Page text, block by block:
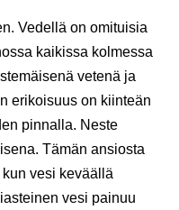
Vedellä on omituisia
kaikissa kolmessa
vetenä ja
erikoisuus on kiinteän
pinnalla. Neste
Tämän ansiosta
vesi keväällä
vesi painuu